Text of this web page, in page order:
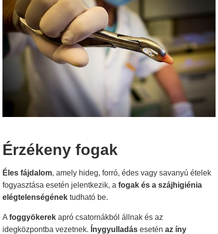
Érzékeny fogak
Éles fájdalom, amely hideg, forró, édes vagy savanyú ételek
fogyasztása esetén jelentkezik, a fogak és a szájhigiénia
elégtelenségének tudható be.
A foggyökerek apró csatornákból állnak és az
idegközpontba vezetnek. Ínygyulladás esetén az íny